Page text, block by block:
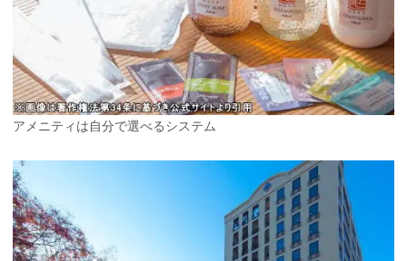
アメニティは自分で選べるシステム